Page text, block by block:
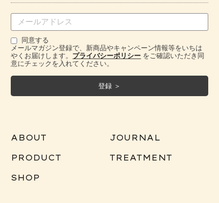
同意する
メールマガジン登録で、新商品やキャンペーン情報等をいちは
やくお届けします。 プライバシーポリシー をご確認いただき同
意にチェックを入れてください。
ABOUT JOURNAL
PRODUCT TREATMENT
SHOP